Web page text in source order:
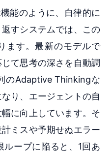
能のように、自律的に
すシステムでは、この
ます。最新のモデルで
て思考の深さを自動調
のAdaptive Thinkingな
り、エージェントの自
に向上しています。そ
ミスや予期せぬエラー
ループに陥ると、1回あ